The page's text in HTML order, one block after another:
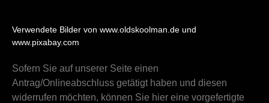
Verwendete Bilder von www.oldskoolman.de und
www.pixabay.com
Sofern Sie auf unserer Seite einen
Antrag/Onlineabschluss getätigt haben und diesen
widerrufen möchten, können Sie hier eine vorgefertigte